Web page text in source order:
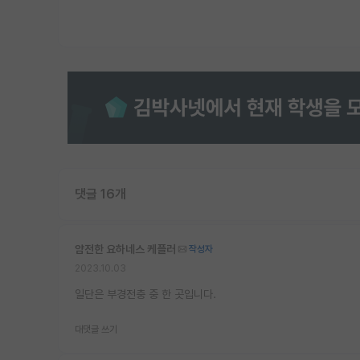
댓글 16개
얌전한 요하네스 케플러
작성자
일단은 부경전충 중 한 곳입니다.
대댓글 쓰기